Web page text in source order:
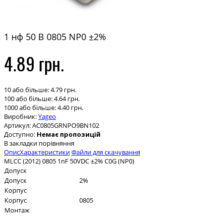
1 нф 50 В 0805 NP0 ±2%
4.89 грн.
10 або більше: 4.79 грн.
100 або більше: 4.64 грн.
1000 або більше: 4.40 грн.
Виробник:Yageo
Артикул:AC0805GRNPO9BN102
Доступно: Немає пропозицій
В закладки порівняння
ОписХарактеристикиФайли для скачування
MLCC (2012) 0805 1nF 50VDC ±2% C0G (NP0)
Допуск
Допуск
2%
Корпус
Корпус
0805
Монтаж